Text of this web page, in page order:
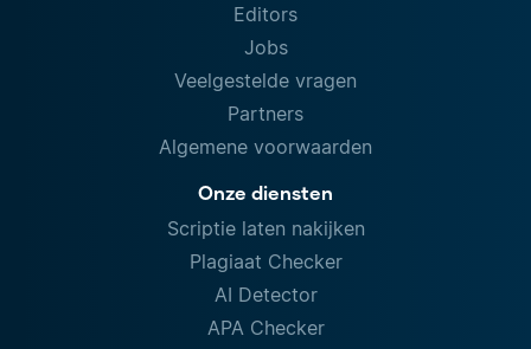
Editors
Jobs
Veelgestelde vragen
Partners
Algemene voorwaarden
Onze diensten
Scriptie laten nakijken
Plagiaat Checker
AI Detector
APA Checker